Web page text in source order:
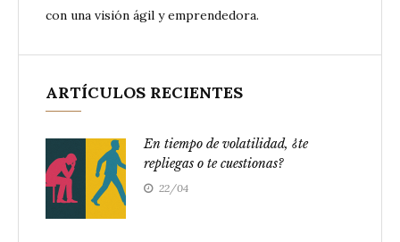
con una visión ágil y emprendedora.
ARTÍCULOS RECIENTES
En tiempo de volatilidad, ¿te
repliegas o te cuestionas?
22/04